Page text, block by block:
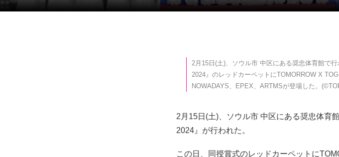
2月15日(土)、ソウル市 中区にある奨忠体育館で
2024』のレッドカーペットにTOMORROW X
NOWADAYS、EPEX、ARTMSが登場した。
2月15日(土)、ソウル市 中区にある奨忠体育
2024』が行われた。
この日、同授賞式のレッドカーペットに